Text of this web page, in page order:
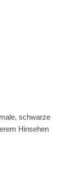
schwarze
Hinsehen